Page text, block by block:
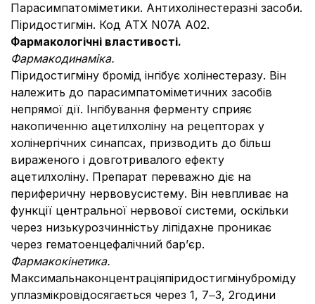
Парасимпатоміметики. Антихолінестеразні засоби.
Піридостигмін. Код АТХ N07A A02.
Фармакологічні властивості.
Фармакодинаміка.
Піридостигміну бромід інгібує холінестеразу. Він
належить до парасимпатоміметичних засобів
непрямої дії. Інгібування ферменту сприяє
накопиченню ацетилхоліну на рецепторах у
холінергічних синапсах, призводить до більш
вираженого і довготривалого ефекту
ацетилхоліну. Препарат переважно діє на
периферичну нервовусистему. Він невпливає на
функції центральної нервової системи, оскільки
через низькурозчинністьу ліпідахне проникає
через гематоенцефалічний бар’єр.
Фармакокінетика.
Максимальнаконцентраціяпіридостигмінуброміду
уплазмікровідосягається через 1, 7‒3, 2години